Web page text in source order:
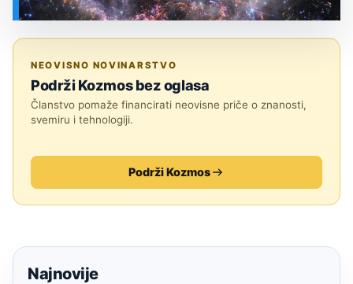
NEOVISNO NOVINARSTVO
Podrži Kozmos bez oglasa
Članstvo pomaže financirati neovisne priče o znanosti,
svemiru i tehnologiji.
Podrži Kozmos
Najnovije